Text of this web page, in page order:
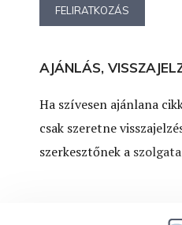
AJÁNLÁS,
Ha szívesen ajánlana
csak szeretne
szerkesztőnek a